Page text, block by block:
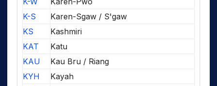
K-S
Karen-Sgaw / S'gaw
KS
Kashmiri
KAT
Katu
KAU
Kau Bru / Riang
KYH
Kayah